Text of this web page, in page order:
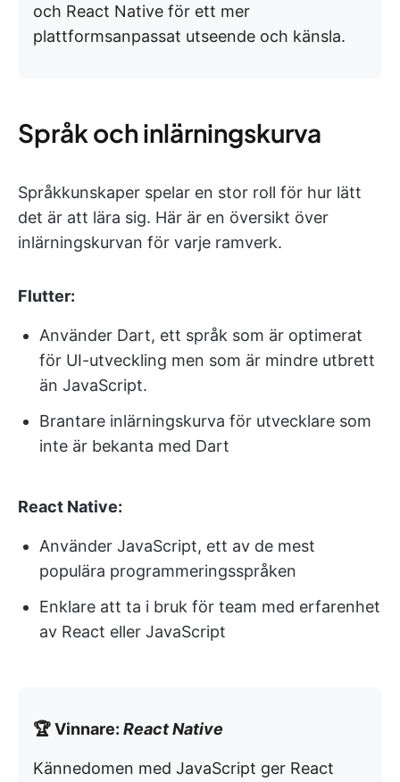
och React Native för ett mer
plattformsanpassat utseende och känsla.
Språk och inlärningskurva
Språkkunskaper spelar en stor roll för hur lätt
det är att lära sig. Här är en översikt över
inlärningskurvan för varje ramverk.
Flutter:
Använder Dart, ett språk som är optimerat
för UI-utveckling men som är mindre utbrett
än JavaScript.
Brantare inlärningskurva för utvecklare som
inte är bekanta med Dart
React Native:
Använder JavaScript, ett av de mest
populära programmeringsspråken
Enklare att ta i bruk för team med erfarenhet
av React eller JavaScript
🏆 Vinnare: React Native
Kännedomen med JavaScript ger React